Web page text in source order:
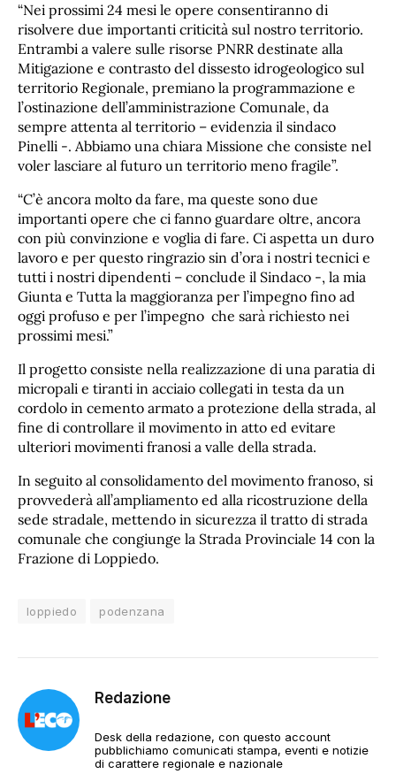
“Nei prossimi 24 mesi le opere consentiranno di
risolvere due importanti criticità sul nostro territorio.
Entrambi a valere sulle risorse PNRR destinate alla
Mitigazione e contrasto del dissesto idrogeologico sul
territorio Regionale, premiano la programmazione e
l’ostinazione dell’amministrazione Comunale, da
sempre attenta al territorio – evidenzia il sindaco
Pinelli -. Abbiamo una chiara Missione che consiste nel
voler lasciare al futuro un territorio meno fragile”.
“C’è ancora molto da fare, ma queste sono due
importanti opere che ci fanno guardare oltre, ancora
con più convinzione e voglia di fare. Ci aspetta un duro
lavoro e per questo ringrazio sin d’ora i nostri tecnici e
tutti i nostri dipendenti – conclude il Sindaco -, la mia
Giunta e Tutta la maggioranza per l’impegno fino ad
oggi profuso e per l’impegno che sarà richiesto nei
prossimi mesi.”
Il progetto consiste nella realizzazione di una paratia di
micropali e tiranti in acciaio collegati in testa da un
cordolo in cemento armato a protezione della strada, al
fine di controllare il movimento in atto ed evitare
ulteriori movimenti franosi a valle della strada.
In seguito al consolidamento del movimento franoso, si
provvederà all’ampliamento ed alla ricostruzione della
sede stradale, mettendo in sicurezza il tratto di strada
comunale che congiunge la Strada Provinciale 14 con la
Frazione di Loppiedo.
loppiedo podenzana
Redazione
Desk della redazione, con questo account
pubblichiamo comunicati stampa, eventi e notizie
di carattere regionale e nazionale